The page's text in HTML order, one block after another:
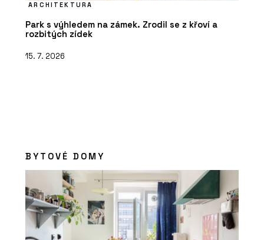
ARCHITEKTURA
Park s výhledem na zámek. Zrodil se z křoví a
rozbitých zídek
15. 7. 2026
BYTOVÉ DOMY